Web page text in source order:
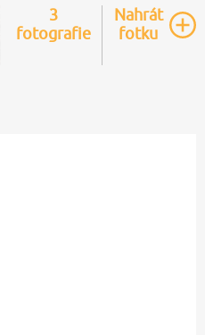
3
fotografie
Nahrát
fotku